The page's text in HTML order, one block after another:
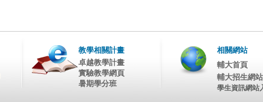
教學相關計畫
卓越教學計畫
實驗教學網頁
暑期學分班
相關網站
輔大首頁
輔大招生網站
學生資訊網站